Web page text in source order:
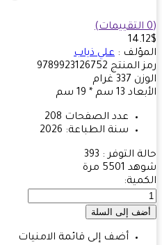
:علي ذياب
المنتج9789923126752
337 غرام
13 سم * 19 سم
عدد الصفحات 208
سنة الطباعة: 2026
التوفر : 393
5501 مرة
أضف إلى قائمة الامنيات